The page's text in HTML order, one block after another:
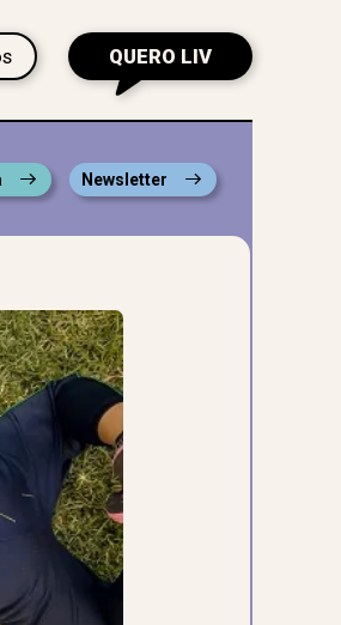
QUERO LIV
Newsletter